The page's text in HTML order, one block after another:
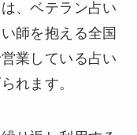
、ベテラン占い
師を抱える全国
業している占い
れます。